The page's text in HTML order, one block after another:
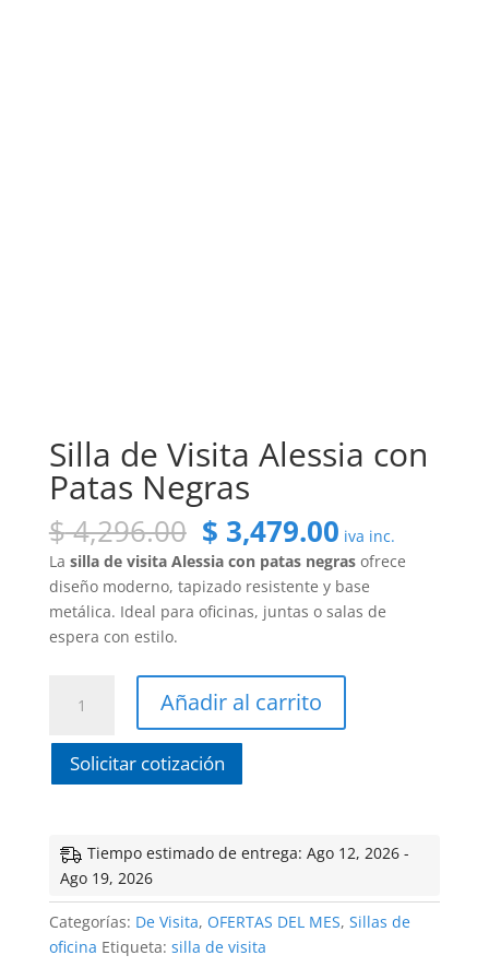
Silla de Visita Alessia con
Patas Negras
$4,296.00 El
precio
original
era:
$ 4,296.00.
$ 3,479.00El
precio
actual
es:
$ 3,479.00.
iva inc.
La silla de visita Alessia con patas negrasofrece
diseño moderno, tapizado resistente y base
metálica. Ideal para oficinas, juntas o salas de
espera con estilo.
Alessia
con
cantidad
Añadir al carrito
Solicitar cotización
Tiempo estimado de entrega: Ago 12, 2026 -
Ago 19, 2026
Categorías: De Visita, OFERTAS DEL MES, Sillas de
oficina Etiqueta: silla de visita